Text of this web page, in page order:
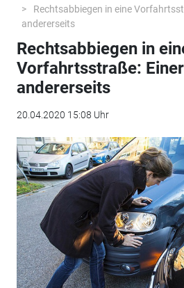
Rechtsabbiegen in eine
andererseits
Rechtsabbiegen in
Vorfahrtsstraße:
andererseits
20.04.2020 15:08 Uhr